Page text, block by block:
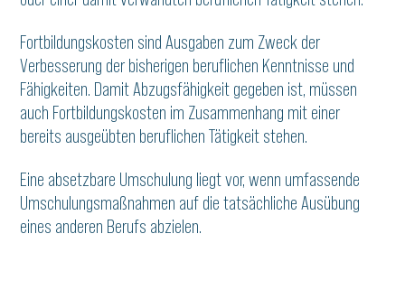
Fortbildungskosten sind Ausgaben zum Zweck der
Verbesserung der bisherigen beruflichen Kenntnisse und
Fähigkeiten. Damit Abzugsfähigkeit gegeben ist, müssen
auch Fortbildungskosten im Zusammenhang mit einer
bereits ausgeübten beruflichen Tätigkeit stehen.
Eine absetzbare Umschulung liegt vor, wenn umfassende
Umschulungsmaßnahmen auf die tatsächliche Ausübung
eines anderen Berufs abzielen.